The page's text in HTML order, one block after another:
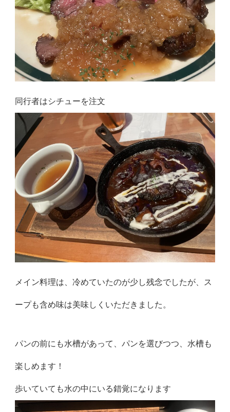
同行者はシチューを注文
メイン料理は、冷めていたのが少し残念でしたが、ス
ープも含め味は美味しくいただきました。
パンの前にも水槽があって、パンを選びつつ、水槽も
楽しめます！
歩いていても水の中にいる錯覚になります